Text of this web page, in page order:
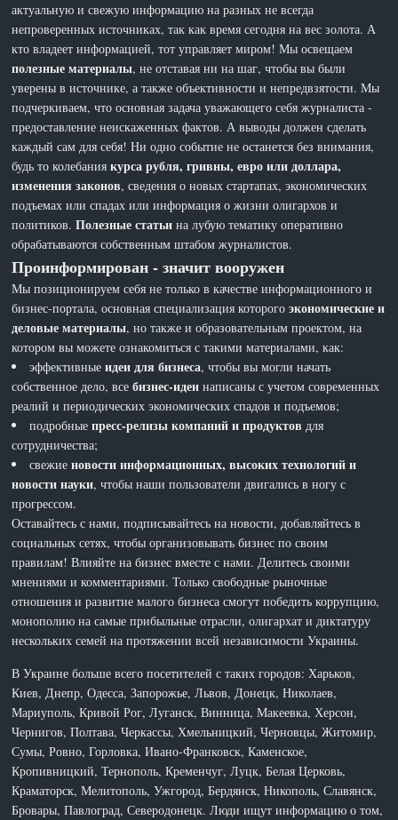
актуальную и свежую информацию на разных не всегда
непроверенных источниках, так как время сегодня на вес золота. А
кто владеет информацией, тот управляет миром! Мы освещаем
полезные материалы, не отставая ни на шаг, чтобы вы были
уверены в источнике, а также объективности и непредвзятости. Мы
подчеркиваем, что основная задача уважающего себя журналиста -
предоставление неискаженных фактов. А выводы должен сделать
каждый сам для себя! Ни одно событие не останется без внимания,
будь то колебаниякурса рубля, гривны, евро или доллара,
изменения законов, сведения о новых стартапах, экономических
подъемах или спадах или информация о жизни олигархов и
политиков.Полезные статьи на лубую тематику оперативно
обрабатываются собственным штабом журналистов.
Проинформирован - значит вооружен
Мы позиционируем себя не только в качестве информационного и
бизнес-портала, основная специализация которогоэкономические и
деловые материалы, но также и образовательным проектом, на
котором вы можете ознакомиться с такими материалами, как:
эффективныеидеи для бизнеса, чтобы вы могли начать
собственное дело, всебизнес-идеи написаны с учетом современных
реалий и периодических экономических спадов и подъемов;
подробныепресс-релизы компаний и продуктов для
сотрудничества;
свежиеновости информационных, высоких технологий и
новости науки, чтобы наши пользователи двигались в ногу с
прогрессом.
Оставайтесь с нами, подписывайтесь на новости, добавляйтесь в
социальных сетях, чтобы организовывать бизнес по своим
правилам! Влияйте на бизнес вместе с нами. Делитесь своими
мнениями и комментариями. Только свободные рыночные
отношения и развитие малого бизнеса смогут победить коррупцию,
монополию на самые прибыльные отрасли, олигархат и диктатуру
нескольких семей на протяжении всей независимости Украины.
В Украине больше всего посетителей с таких городов: Харьков,
Киев, Днепр, Одесса, Запорожье, Львов, Донецк, Николаев,
Мариуполь, Кривой Рог, Луганск, Винница, Макеевка, Херсон,
Чернигов, Полтава, Черкассы, Хмельницкий, Черновцы, Житомир,
Сумы, Ровно, Горловка, Ивано-Франковск, Каменское,
Кропивницкий, Тернополь, Кременчуг, Луцк, Белая Церковь,
Краматорск, Мелитополь, Ужгород, Бердянск, Никополь, Славянск,
Бровары, Павлоград, Северодонецк. Люди ищут информацию о том,